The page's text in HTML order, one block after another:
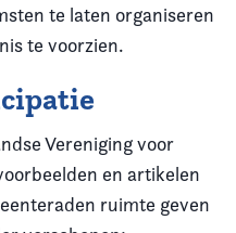
te laten organiseren
te voorzien.
Vereniging voor
en artikelen
ruimte geven